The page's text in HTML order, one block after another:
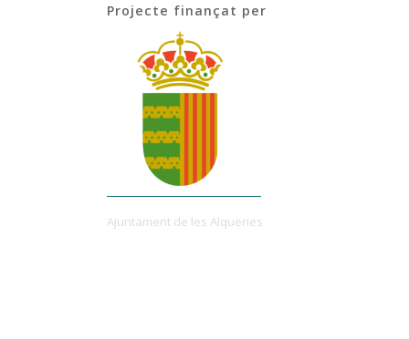
Projecte finançat per
Ajuntament de les Alqueries